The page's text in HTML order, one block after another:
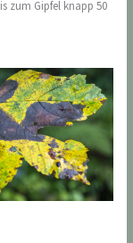
zum Gipfel knapp 50